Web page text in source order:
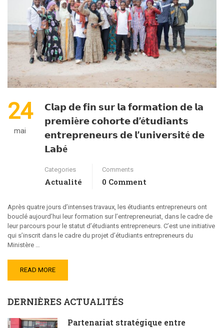
24
mai
𝗖𝗹𝗮𝗽 𝗱𝗲 𝗳𝗶𝗻 𝘀𝘂𝗿 𝗹𝗮 𝗳𝗼𝗿𝗺𝗮𝘁𝗶𝗼𝗻 𝗱𝗲 𝗹𝗮
𝗽𝗿𝗲𝗺𝗶è𝗿𝗲 𝗰𝗼𝗵𝗼𝗿𝘁𝗲 𝗱’é𝘁𝘂𝗱𝗶𝗮𝗻𝘁𝘀
𝗲𝗻𝘁𝗿𝗲𝗽𝗿𝗲𝗻𝗲𝘂𝗿𝘀 𝗱𝗲 𝗹’𝘂𝗻𝗶𝘃𝗲𝗿𝘀𝗶𝘁é 𝗱𝗲
𝗟𝗮𝗯é
Categories
Actualité
Comments
0 Comment
Après quatre jours d’intenses travaux, les étudiants entrepreneurs ont
bouclé aujourd’hui leur formation sur l’entrepreneuriat, dans le cadre de
leur parcours pour le statut d’étudiants entrepreneurs. C’est une initiative
qui s’inscrit dans le cadre du projet d’étudiants entrepreneurs du
Ministère …
READ MORE
DERNIÈRES ACTUALITÉS
Partenariat stratégique entre